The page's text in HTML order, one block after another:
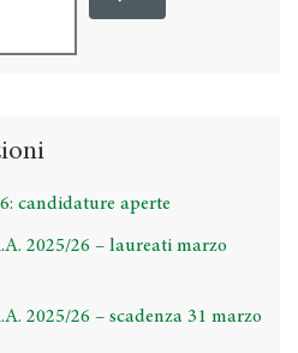
candidature aperte
2025/26 – laureati marzo
2025/26 – scadenza 31 marzo